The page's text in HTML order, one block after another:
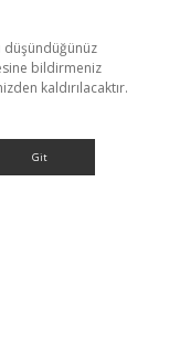
düşündüğünüz
bildirmeniz
kaldırılacaktır.